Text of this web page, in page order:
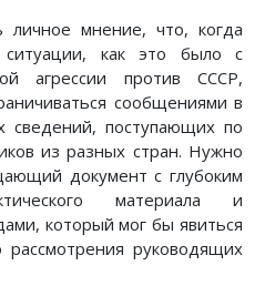
личное мнение, что, когда
ситуации, как это было с
агрессии против СССР,
сообщениями в
сведений, поступающих по
из разных стран. Нужно
документ с глубоким
материала и
который мог бы явиться
рассмотрения руководящих